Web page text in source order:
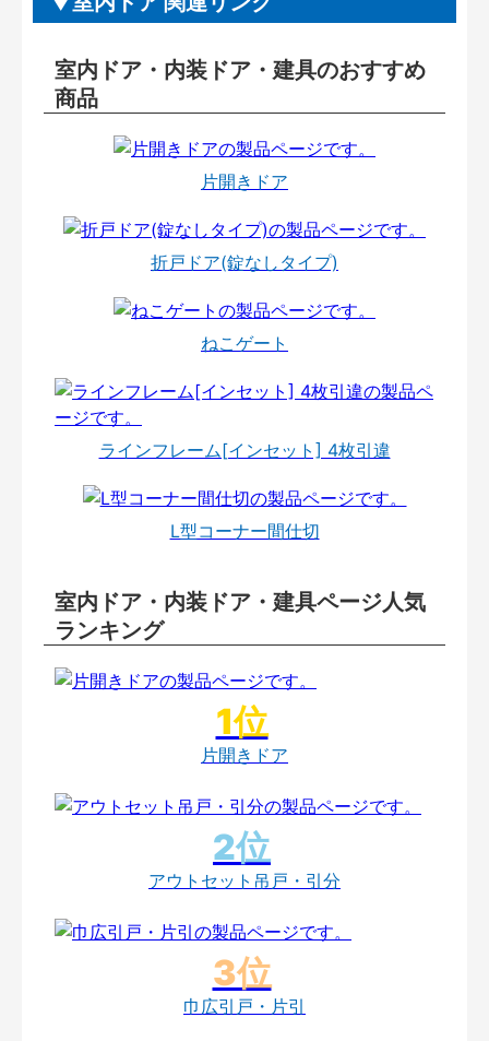
室内ドア・内装ドア・建具のおすすめ
商品
片開きドア
折戸ドア(錠なしタイプ)
ねこゲート
ラインフレーム[インセット] 4枚引違
L型コーナー間仕切
室内ドア・内装ドア・建具ページ人気
ランキング
片開きドア
アウトセット吊戸・引分
巾広引戸・片引